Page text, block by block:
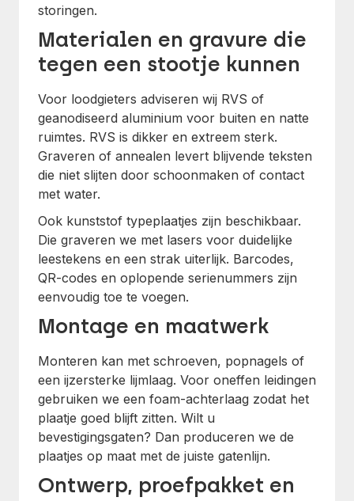
storingen.
Materialen en gravure die
tegen een stootje kunnen
Voor loodgieters adviseren wij RVS of
geanodiseerd aluminium voor buiten en natte
ruimtes. RVS is dikker en extreem sterk.
Graveren of annealen levert blijvende teksten
die niet slijten door schoonmaken of contact
met water.
Ook kunststof typeplaatjes zijn beschikbaar.
Die graveren we met lasers voor duidelijke
leestekens en een strak uiterlijk. Barcodes,
QR-codes en oplopende serienummers zijn
eenvoudig toe te voegen.
Montage en maatwerk
Monteren kan met schroeven, popnagels of
een ijzersterke lijmlaag. Voor oneffen leidingen
gebruiken we een foam-achterlaag zodat het
plaatje goed blijft zitten. Wilt u
bevestigingsgaten? Dan produceren we de
plaatjes op maat met de juiste gatenlijn.
Ontwerp, proefpakket en